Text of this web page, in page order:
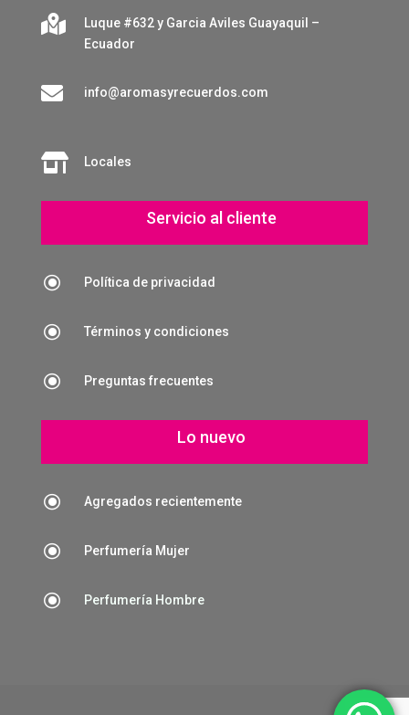

Luque #632 y Garcia Aviles Guayaquil –
Ecuador
 info@aromasyrecuerdos.com
 Locales
Servicio al cliente
\ Política de privacidad
\ Términos y condiciones
\ Preguntas frecuentes
Lo nuevo
\ Agregados recientemente
\ Perfumería Mujer
\ Perfumería Hombre